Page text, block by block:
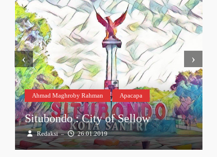
Ahmad Maghroby Rahman Apacapa
Situbondo : City of Sellow
Redaksi – 26.01.2019
‹ ›